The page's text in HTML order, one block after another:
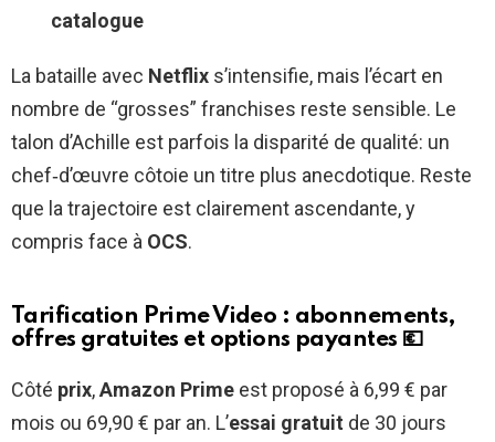
catalogue
La bataille avec Netflix s’intensifie, mais l’écart en
nombre de “grosses” franchises reste sensible. Le
talon d’Achille est parfois la disparité de qualité: un
chef‑d’œuvre côtoie un titre plus anecdotique. Reste
que la trajectoire est clairement ascendante, y
compris face à OCS.
Tarification Prime Video : abonnements,
offres gratuites et options payantes 💶
Côté prix,Amazon Prime est proposé à 6,99 € par
mois ou 69,90 € par an. L’essai gratuit de 30 jours